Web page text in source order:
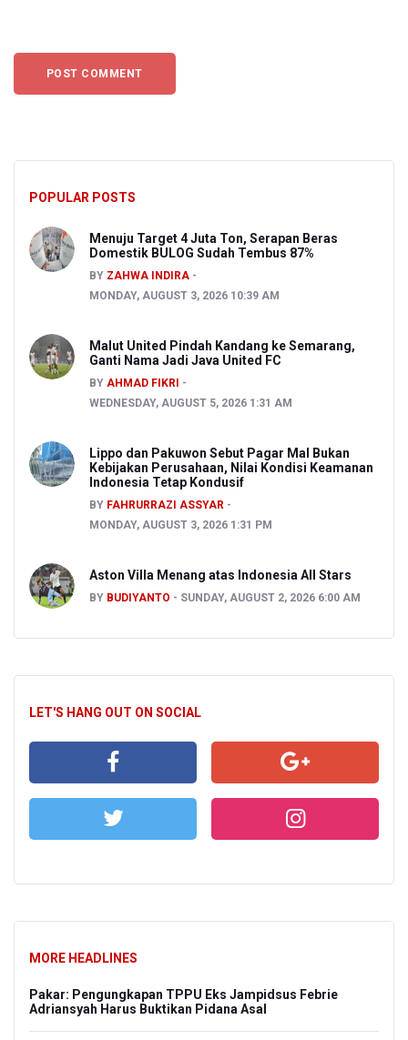
POPULAR POSTS
Menuju Target 4 Juta Ton, Serapan Beras
Domestik BULOG Sudah Tembus 87%
BY ZAHWA INDIRA
MONDAY, AUGUST 3, 2026 10:39 AM
Malut United Pindah Kandang ke Semarang,
Ganti Nama Jadi Java United FC
BY AHMAD FIKRI
WEDNESDAY, AUGUST 5, 2026 1:31 AM
Lippo dan Pakuwon Sebut Pagar Mal Bukan
Kebijakan Perusahaan, Nilai Kondisi Keamanan
Indonesia Tetap Kondusif
BY FAHRURRAZI ASSYAR
MONDAY, AUGUST 3, 2026 1:31 PM
Aston Villa Menang atas Indonesia All Stars
BY BUDIYANTO SUNDAY, AUGUST 2, 2026 6:00 AM
LET'S HANG OUT ON SOCIAL
MORE HEADLINES
Pakar: Pengungkapan TPPU Eks Jampidsus Febrie
Adriansyah Harus Buktikan Pidana Asal